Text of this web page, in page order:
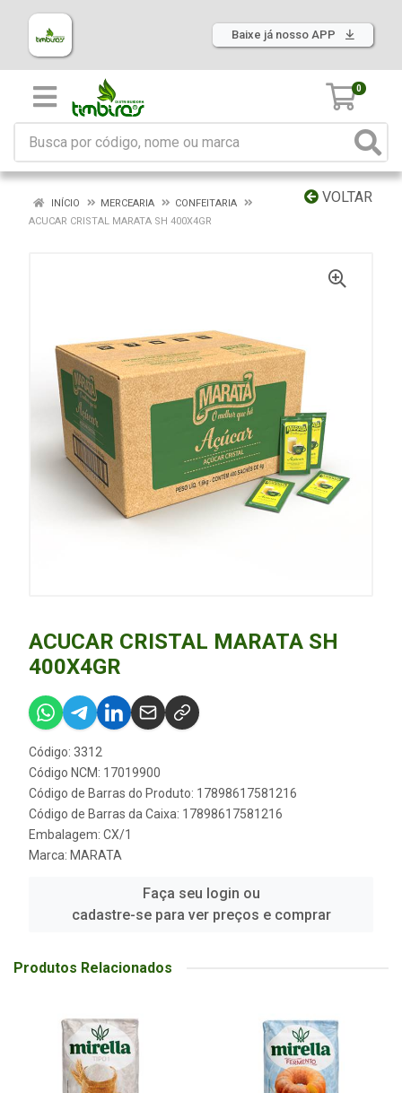
Baixe já nosso APP
0
VOLTAR
INÍCIO MERCEARIA
CONFEITARIA
ACUCAR CRISTAL MARATA SH 400X4GR
ACUCAR CRISTAL MARATA SH
400X4GR
Código: 3312
Código NCM: 17019900
Código de Barras do Produto: 17898617581216
Código de Barras da Caixa: 17898617581216
Embalagem: CX/1
Marca: MARATA
Faça seu login ou
cadastre-se para ver preços e comprar
Produtos Relacionados